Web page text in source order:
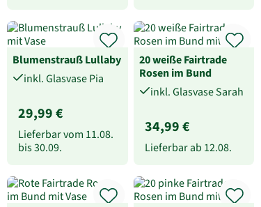
Blumenstrauß Lullaby
inkl. Glasvase Pia
29,99 €
Lieferbar vom 11.08.
bis30.09.
20 weiße Fairtrade
Rosen im Bund
inkl. Glasvase Sarah
34,99 €
Lieferbar ab 12.08.